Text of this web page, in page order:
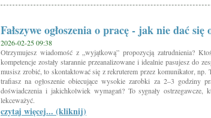
Fałszywe ogłoszenia o pracę - jak nie dać się
2026-02-25 09:38
Otrzymujesz wiadomość z „wyjątkową” propozycją zatrudnienia?
kompetencje zostały starannie przeanalizowane i idealnie pasujesz do
musisz zrobić, to skontaktować się z rekruterem przez komunikator, np.
trafiasz na ogłoszenie obiecujące wysokie zarobki za 2–3 godziny
doświadczenia i jakichkolwiek wymagań? To sygnały ostrzegawcze,
lekceważyć.
czytaj więcej... (kliknij)